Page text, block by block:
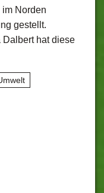
Norden
gestellt.
Dalbert hat diese